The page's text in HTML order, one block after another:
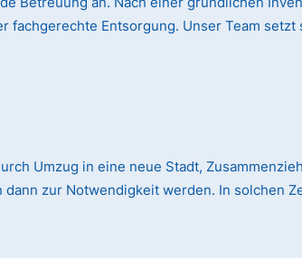
fachgerechte Entsorgung. Unser Team
Umzug in eine neue Stadt,
zur Notwendigkeit werden. In solchen